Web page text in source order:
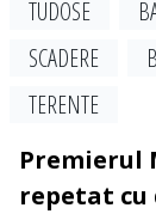
TUDOSE
SCADERE
TERENTE
Premierul
repetat